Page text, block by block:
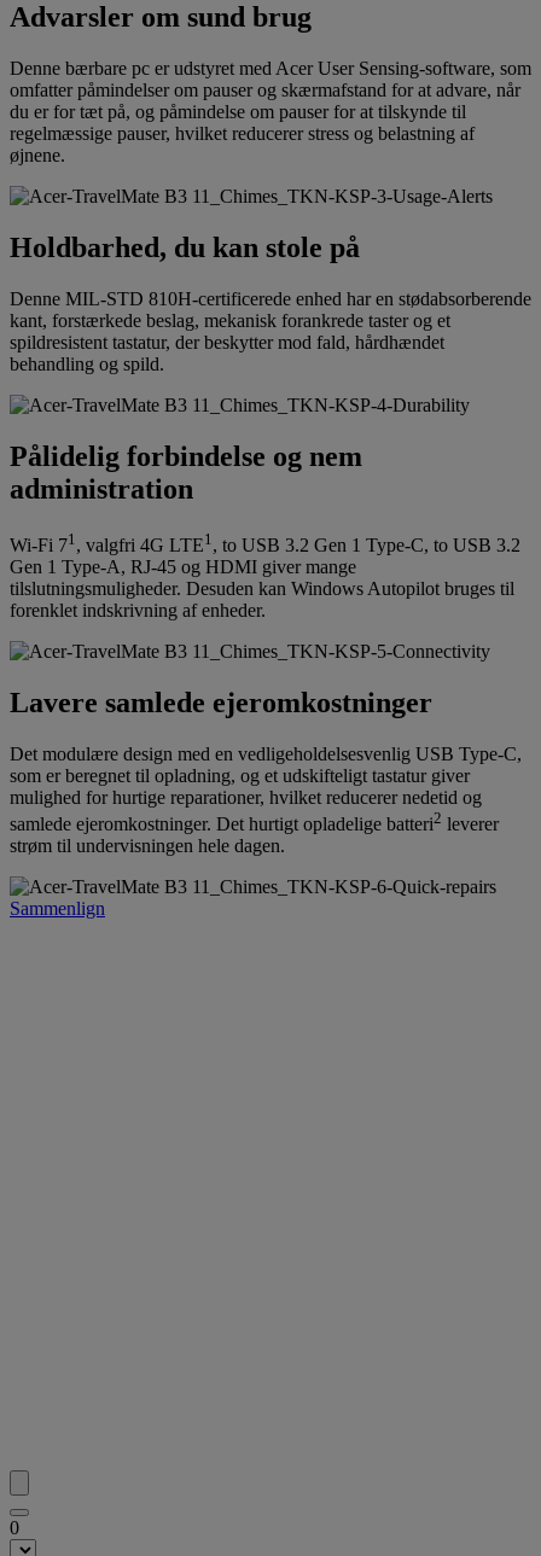
Advarsler om sund brug
Denne bærbare pc er udstyret med Acer User Sensing-software, som
omfatter påmindelser om pauser og skærmafstand for at advare, når
du er for tæt på, og påmindelse om pauser for at tilskynde til
regelmæssige pauser, hvilket reducerer stress og belastning af
øjnene.
Holdbarhed, du kan stole på
Denne MIL-STD 810H-certificerede enhed har en stødabsorberende
kant, forstærkede beslag, mekanisk forankrede taster og et
spildresistent tastatur, der beskytter mod fald, hårdhændet
behandling og spild.
Pålidelig forbindelse og nem
administration
Wi-Fi 71 , valgfri 4G LTE1 , to USB 3.2 Gen 1 Type-C, to USB 3.2
Gen 1 Type-A, RJ-45 og HDMI giver mange
tilslutningsmuligheder. Desuden kan Windows Autopilot bruges til
forenklet indskrivning af enheder.
Lavere samlede ejeromkostninger
Det modulære design med en vedligeholdelsesvenlig USB Type-C,
som er beregnet til opladning, og et udskifteligt tastatur giver
mulighed for hurtige reparationer, hvilket reducerer nedetid og
samlede ejeromkostninger. Det hurtigt opladelige batteri2 leverer
strøm til undervisningen hele dagen.
Sammenlign
0